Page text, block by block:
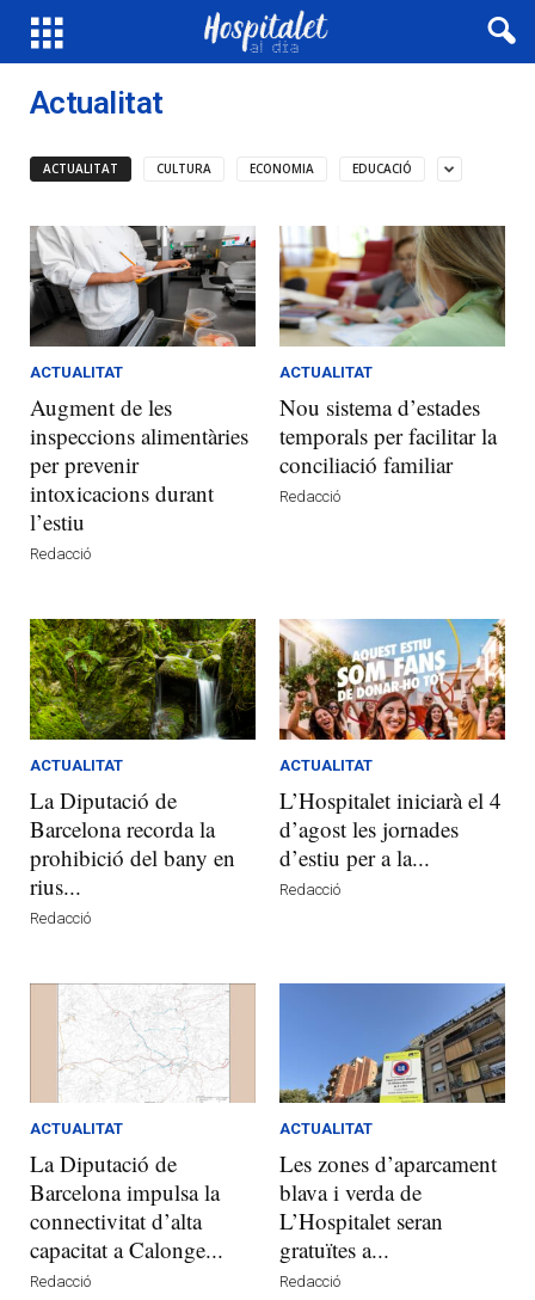
Actualitat
ACTUALITAT CULTURA ECONOMIA EDUCACIÓ
ACTUALITAT
Augment de les
inspeccions alimentàries
per prevenir
intoxicacions durant
l’estiu
Redacció
ACTUALITAT
Nou sistema d’estades
temporals per facilitar la
conciliació familiar
Redacció
ACTUALITAT
La Diputació de
Barcelona recorda la
prohibició del bany en
rius...
Redacció
ACTUALITAT
L’Hospitalet iniciarà el 4
d’agost les jornades
d’estiu per a la...
Redacció
ACTUALITAT
La Diputació de
Barcelona impulsa la
connectivitat d’alta
capacitat a Calonge...
Redacció
ACTUALITAT
Les zones d’aparcament
blava i verda de
L’Hospitalet seran
gratuïtes a...
Redacció